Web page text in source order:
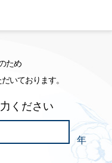
ため
いております。
ください
年